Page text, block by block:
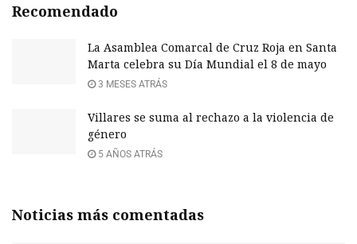
Recomendado
La Asamblea Comarcal de Cruz Roja en Santa
Marta celebra su Día Mundial el 8 de mayo
3 MESES ATRÁS
Villares se suma al rechazo a la violencia de
género
5 AÑOS ATRÁS
Noticias más comentadas